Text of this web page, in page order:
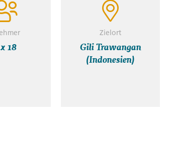
how you'd like. Opt to join a local
Then join the group for an after-
18
Zielort
Gili Trawangan
(Indonesien)